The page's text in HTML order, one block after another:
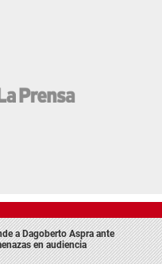
a Dagoberto Aspra ante
en audiencia